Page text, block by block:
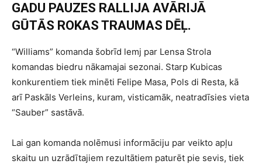
GADU PAUZES RALLIJA AVĀRIJĀ
GŪTĀS ROKAS TRAUMAS DĒĻ.
“Williams” komanda šobrīd lemj par Lensa Strola
komandas biedru nākamajai sezonai. Starp Kubicas
konkurentiem tiek minēti Felipe Masa, Pols di Resta, kā
arī Paskāls Verleins, kuram, visticamāk, neatradīsies vieta
“Sauber” sastāvā.
Lai gan komanda nolēmusi informāciju par veikto apļu
skaitu un uzrādītajiem rezultātiem paturēt pie sevis, tiek